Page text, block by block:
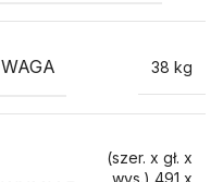
WAGA 38 kg
(szer. x gł. x
wys.) 491 x